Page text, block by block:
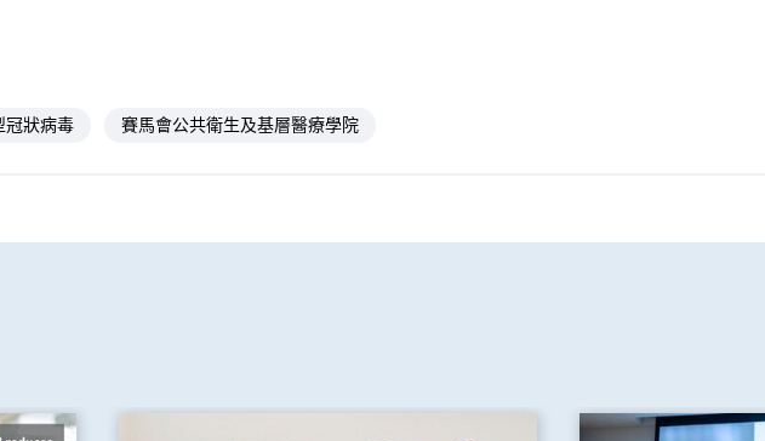
冠狀病毒 賽馬會公共衛生及基層醫療學院